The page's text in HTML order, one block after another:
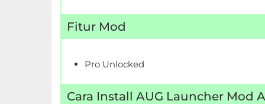
Personalisasi
Personalization
Photography
Productivity
Fitur Mod
Pro Unlocked
Cara Install AUG Launcher Mod